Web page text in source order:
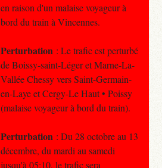
en raison d'un malaise voyageur à
bord du train à Vincennes.
Perturbation : Le trafic est perturbé
de Boissy-saint-Léger et Marne-La-
Vallée Chessy vers Saint-Germain-
en-Laye et Cergy-Le Haut • Poissy
(malaise voyageur à bord du train).
Perturbation : Du 28 octobre au 13
décembre, du mardi au samedi
jusqu'à 05:10, le trafic sera